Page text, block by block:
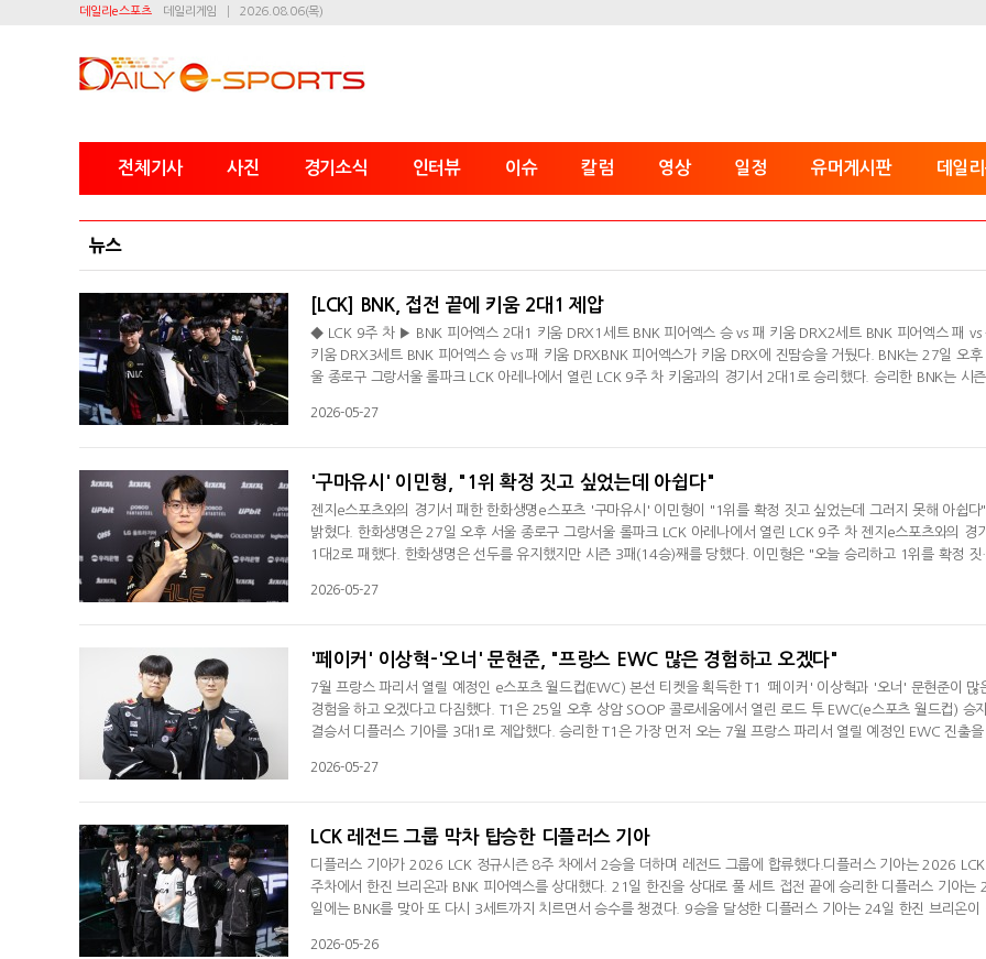
데일리e스포츠 데일리게임 2026.08.06(목)
전체기사 사진 경기소식 인터뷰 이슈 칼럼 영상 일정 유머게시판 데일
뉴스
[LCK] BNK, 접전 끝에 키움 2대1 제압
◆ LCK 9주 차 ▶ BNK 피어엑스 2대1 키움 DRX1세트 BNK 피어엑스 승 vs 패 키움 DRX2세트 BNK 피어엑스 패 vs
키움 DRX3세트 BNK 피어엑스 승 vs 패 키움 DRXBNK 피어엑스가 키움 DRX에 진땀승을 거뒀다. BNK는 27일 오후
울 종로구 그랑서울 롤파크 LCK 아레나에서 열린 LCK 9주 차 키움과의 경기서 2대1로 승리했다. 승리한 BNK는 시
절됐다. 이제 로드 투 MSI의 한 자리는 BNK와 한진 브리온(6승 10패, -4)의 대결로 결정됐다. 1세트 초반 '유칼' 손우
2026-05-27
'구마유시' 이민형, "1위 확정 짓고 싶었는데 아쉽다"
젠지e스포츠와의 경기서 패한 한화생명e스포츠 '구마유시' 이민형이 "1위를 확정 짓고 싶었는데 그러지 못해 아쉽다
밝혔다. 한화생명은 27일 오후 서울 종로구 그랑서울 롤파크 LCK 아레나에서 열린 LCK 9주 차 젠지e스포츠와의 경
1대2로 패했다. 한화생명은 선두를 유지했지만 시즌 3패(14승)째를 당했다. 이민형은 "오늘 승리하고 1위를 확정 짓
한국 예선 등 3일 연속 경기를 치른 그는 "개인적으로 체력, 컨디션이 그렇게 좋다고 느끼지는 않는다. 오늘 경기서는
2026-05-27
'페이커' 이상혁-'오너' 문현준, "프랑스 EWC 많은 경험하고 오겠다"
7월 프랑스 파리서 열릴 예정인 e스포츠 월드컵(EWC) 본선 티켓을 획득한 T1 '페이커' 이상혁과 '오너' 문현준이 많
경험을 하고 오겠다고 다짐했다. T1은 25일 오후 상암 SOOP 콜로세움에서 열린 로드 투 EWC(e스포츠 월드컵) 승
결승서 디플러스 기아를 3대1로 제압했다. 승리한 T1은 가장 먼저 오는 7월 프랑스 파리서 열릴 예정인 EWC 진출을
들 거로 생각했다. 그렇지만 (조합 특성상) 후반으로 간다면 승산이 있다고 생각했다. 우리가 생각한 대로 잘해서 승리
2026-05-27
LCK 레전드 그룹 막차 탑승한 디플러스 기아
디플러스 기아가 2026 LCK 정규시즌 8주 차에서 2승을 더하며 레전드 그룹에 합류했다.디플러스 기아는 2026
주차에서 한진 브리온과 BNK 피어엑스를 상대했다. 21일 한진을 상대로 풀 세트 접전 끝에 승리한 디플러스 기아는
일에는 BNK를 맞아 또 다시 3세트까지 치르면서 승수를 챙겼다. 9승을 달성한 디플러스 기아는 24일 한진 브리온이
5위에 랭크된 팀들을 3-4라운드에 레전드 그룹에 배치하고 6~10위로 마친 팀들을 라이즈 그룹으로 편성하는 LCK 규
2026-05-26